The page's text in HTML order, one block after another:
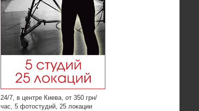
24/7, в центре Киева, от 350 грн/
час, 5 фотостудий, 25 локации